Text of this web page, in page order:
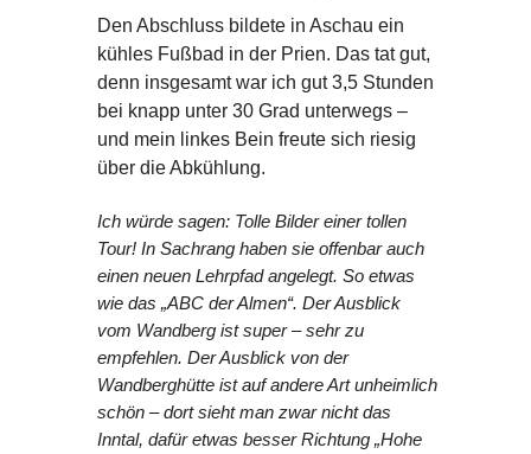
Den Abschluss bildete in Aschau ein
kühles Fußbad in der Prien. Das tat gut,
denn insgesamt war ich gut 3,5 Stunden
bei knapp unter 30 Grad unterwegs –
und mein linkes Bein freute sich riesig
über die Abkühlung.
Ich würde sagen: Tolle Bilder einer tollen
Tour! In Sachrang haben sie offenbar auch
einen neuen Lehrpfad angelegt. So etwas
wie das „ABC der Almen“. Der Ausblick
vom Wandberg ist super – sehr zu
empfehlen. Der Ausblick von der
Wandberghütte ist auf andere Art unheimlich
schön – dort sieht man zwar nicht das
Inntal, dafür etwas besser Richtung „Hohe